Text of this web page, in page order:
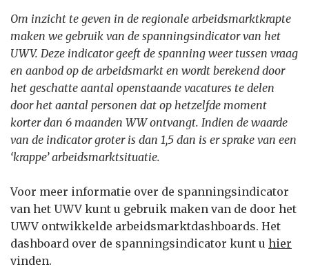
Om inzicht te geven in de regionale arbeidsmarktkrapte
maken we gebruik van de spanningsindicator van het
UWV. Deze indicator geeft de spanning weer tussen vraag
en aanbod op de arbeidsmarkt en wordt berekend door
het geschatte aantal openstaande vacatures te delen
door het aantal personen dat op hetzelfde moment
korter dan 6 maanden WW ontvangt. Indien de waarde
van de indicator groter is dan 1,5 dan is er sprake van een
‘krappe’ arbeidsmarktsituatie.
Voor meer informatie over de spanningsindicator
van het UWV kunt u gebruik maken van de door het
UWV ontwikkelde arbeidsmarktdashboards. Het
dashboard over de spanningsindicator kunt u hier
vinden.